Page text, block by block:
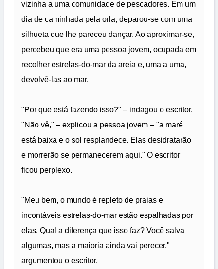
vizinha a uma comunidade de pescadores. Em um
dia de caminhada pela orla, deparou-se com uma
silhueta que lhe pareceu dançar. Ao aproximar-se,
percebeu que era uma pessoa jovem, ocupada em
recolher estrelas-do-mar da areia e, uma a uma,
devolvê-las ao mar.
"Por que está fazendo isso?" – indagou o escritor.
"Não vê," – explicou a pessoa jovem – "a maré
está baixa e o sol resplandece. Elas desidratarão
e morrerão se permanecerem aqui." O escritor
ficou perplexo.
"Meu bem, o mundo é repleto de praias e
incontáveis estrelas-do-mar estão espalhadas por
elas. Qual a diferença que isso faz? Você salva
algumas, mas a maioria ainda vai perecer,"
argumentou o escritor.